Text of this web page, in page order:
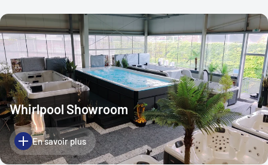
Whirlpool Showroom
En savoir plus